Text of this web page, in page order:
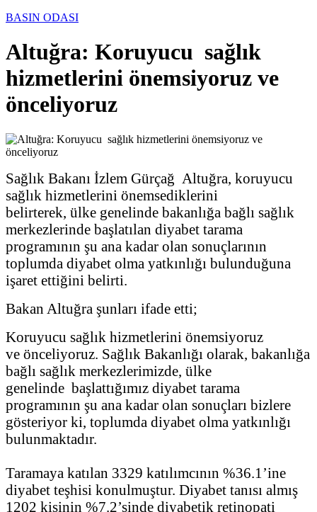
BASIN ODASI
Altuğra: Koruyucu sağlık
hizmetlerini önemsiyoruz ve
önceliyoruz
Sağlık Bakanı İzlem Gürçağ Altuğra, koruyucu
sağlık hizmetlerini önemsediklerini
belirterek, ülke genelinde bakanlığa bağlı sağlık
merkezlerinde başlatılan diyabet tarama
programının şu ana kadar olan sonuçlarının
toplumda diyabet olma yatkınlığı bulunduğuna
işaret ettiğini belirti.
Bakan Altuğra şunları ifade etti;
Koruyucu sağlık hizmetlerini önemsiyoruz
ve önceliyoruz. Sağlık Bakanlığı olarak, bakanlığa
bağlı sağlık merkezlerimizde, ülke
genelinde başlattığımız diyabet tarama
programının şu ana kadar olan sonuçları bizlere
gösteriyor ki, toplumda diyabet olma yatkınlığı
bulunmaktadır.
Taramaya katılan 3329 katılımcının %36.1’ine
diyabet teşhisi konulmuştur. Diyabet tanısı almış
1202 kişinin %7.2’sinde diyabetik retinopati